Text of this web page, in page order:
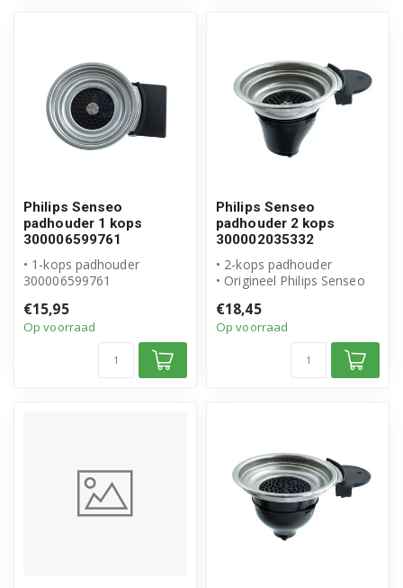
Philips Senseo
padhouder 1 kops
300006599761
• 1-kops padhouder
300006599761
product
€15,95
Op voorraad
Philips Senseo
padhouder 2 kops
300002035332
• 2-kops padhouder
• Origineel Philips Senseo
300002035332
€18,45
Op voorraad